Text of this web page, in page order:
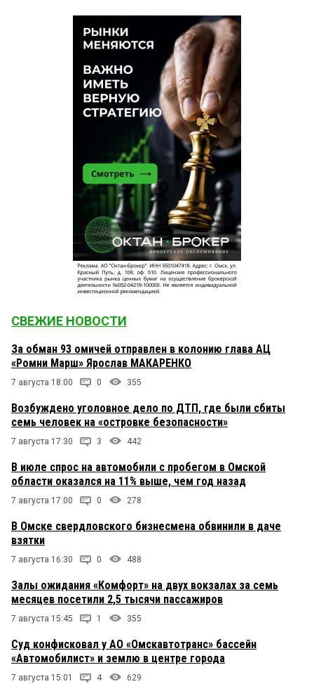
СВЕЖИЕ НОВОСТИ
За обман 93 омичей отправлен в колонию глава АЦ
«Ромни Марш» Ярослав МАКАРЕНКО
7 августа 18:00 0 355
Возбуждено уголовное дело по ДТП, где были сбиты
семь человек на «островке безопасности»
7 августа 17:30 3 442
В июле спрос на автомобили с пробегом в Омской
области оказался на 11% выше, чем год назад
7 августа 17:00 0 278
В Омске свердловского бизнесмена обвинили в даче
взятки
7 августа 16:30 0 488
Залы ожидания «Комфорт» на двух вокзалах за семь
месяцев посетили 2,5 тысячи пассажиров
7 августа 15:45 1 355
Суд конфисковал у АО «Омскавтотранс» бассейн
«Автомобилист» и землю в центре города
7 августа 15:01 4 629